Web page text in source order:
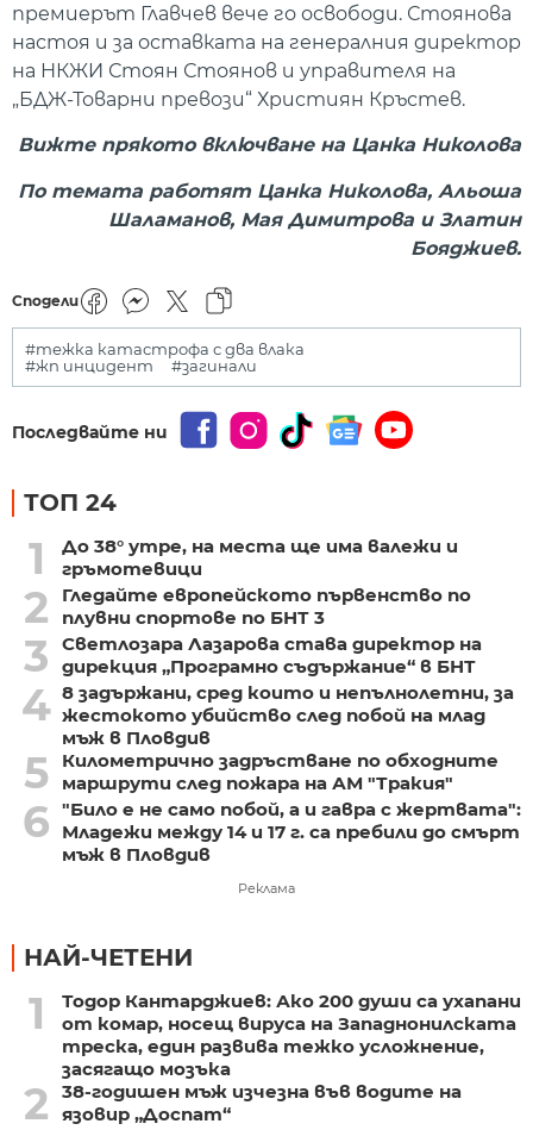
премиерът Главчев вече го освободи. Стоянова
настоя и за оставката на генералния директор
на НКЖИ Стоян Стоянов и управителя на
„БДЖ-Товарни превози“ Християн Кръстев.
Вижте прякото включване на Цанка Николова
По темата работят Цанка Николова, Альоша
Шаламанов, Мая Димитрова и Златин
Бояджиев.
Сподели
#тежка катастрофа с два влака
#жп инцидент
#загинали
Последвайте ни
ТОП 24
1
До 38° утре, на места ще има валежи и
гръмотевици
2
Гледайте европейското първенство по
плувни спортове по БНТ 3
3
Светлозара Лазарова става директор на
дирекция „Програмно съдържание“ в БНТ
4 8 задържани, сред които и непълнолетни, за
жестокото убийство след побой на млад
мъж в Пловдив
5
Километрично задръстване по обходните
маршрути след пожара на АМ "Тракия"
6 "Било е не само побой, а и гавра с жертвата":
Младежи между 14 и 17 г. са пребили до смърт
мъж в Пловдив
Реклама
НАЙ-ЧЕТЕНИ
1
Тодор Кантарджиев: Ако 200 души са ухапани
от комар, носещ вируса на Западнонилската
треска, един развива тежко усложнение,
засягащо мозъка
2
38-годишен мъж изчезна във водите на
язовир „Доспат“